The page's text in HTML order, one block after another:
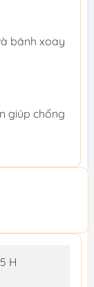
bánh xoay
giúp chống
H